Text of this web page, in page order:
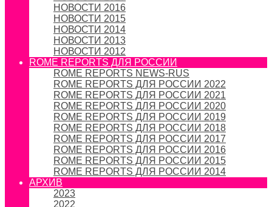
НОВОСТИ 2016
НОВОСТИ 2015
НОВОСТИ 2014
НОВОСТИ 2013
НОВОСТИ 2012
ROME REPORTS ДЛЯ РОССИИ
ROME REPORTS NEWS-RUS
ROME REPORTS ДЛЯ РОССИИ 2022
ROME REPORTS ДЛЯ РОССИИ 2021
ROME REPORTS ДЛЯ РОССИИ 2020
ROME REPORTS ДЛЯ РОССИИ 2019
ROME REPORTS ДЛЯ РОССИИ 2018
ROME REPORTS ДЛЯ РОССИИ 2017
ROME REPORTS ДЛЯ РОССИИ 2016
ROME REPORTS ДЛЯ РОССИИ 2015
ROME REPORTS ДЛЯ РОССИИ 2014
АРХИВ
2023
2022